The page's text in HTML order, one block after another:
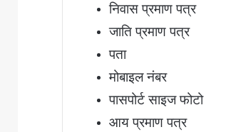
निवास प्रमाण पत्र
जाति प्रमाण पत्र
पता
मोबाइल नंबर
पासपोर्ट साइज फोटो
आय प्रमाण पत्र